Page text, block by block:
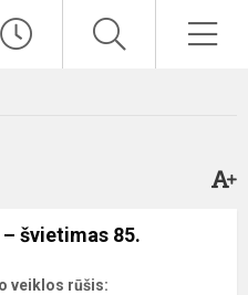
švietimas 85.
veiklos rūšis: